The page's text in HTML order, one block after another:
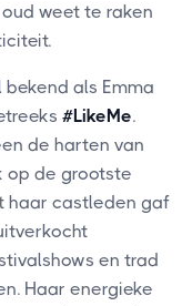
weet te raken
als Emma
#LikeMe.
de harten van
op de grootste
haar castleden gaf
en trad
Haar energieke